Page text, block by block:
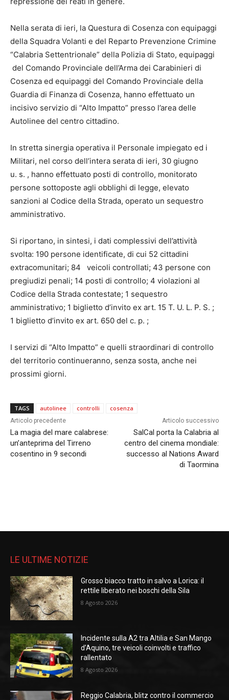
Nella serata di ieri, la Questura di Cosenza con equipaggi
della Squadra Volanti e del Reparto Prevenzione Crimine
“Calabria Settentrionale” della Polizia di Stato, equipaggi
del Comando Provinciale dell’Arma dei Carabinieri di
Cosenza ed equipaggi del Comando Provinciale della
Guardia di Finanza di Cosenza, hanno effettuato un
incisivo servizio di “Alto Impatto” presso l’area delle
Autolinee del centro cittadino.
In stretta sinergia operativa il Personale impiegato ed i
Militari, nel corso dell’intera serata di ieri, 30 giugno
u. s. , hanno effettuato posti di controllo, monitorato
persone sottoposte agli obblighi di legge, elevato
sanzioni al Codice della Strada, operato un sequestro
amministrativo.
Si riportano, in sintesi, i dati complessivi dell’attività
svolta: 190 persone identificate, di cui 52 cittadini
extracomunitari; 84 veicoli controllati; 43 persone con
pregiudizi penali; 14 posti di controllo; 4 violazioni al
Codice della Strada contestate; 1 sequestro
amministrativo; 1 biglietto d’invito ex art. 15 T. U. L. P. S. ;
1 biglietto d’invito ex art. 650 del c. p. ;
I servizi di “Alto Impatto” e quelli straordinari di controllo
del territorio continueranno, senza sosta, anche nei
prossimi giorni.
TAGS autolinee controlli cosenza
Articolo precedente
La magia del mare calabrese:
un’anteprima del Tirreno
cosentino in 9 secondi
Articolo successivo
SalCal porta la Calabria al
centro del cinema mondiale:
successo al Nations Award
di Taormina
LE ULTIME NOTIZIE
Grosso biacco tratto in salvo a Lorica: il
rettile liberato nei boschi della Sila
8 Agosto 2026
Incidente sulla A2 tra Altilia e San Mango
d’Aquino, tre veicoli coinvolti e traffico
rallentato
8 Agosto 2026
Reggio Calabria, blitz contro il commercio